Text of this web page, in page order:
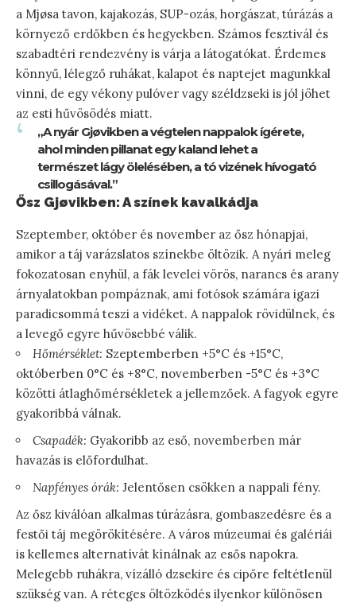
a Mjøsa tavon, kajakozás, SUP-ozás, horgászat, túrázás a
környező erdőkben és hegyekben. Számos fesztivál és
szabadtéri rendezvény is várja a látogatókat. Érdemes
könnyű, lélegző ruhákat, kalapot és naptejet magunkkal
vinni, de egy vékony pulóver vagy széldzseki is jól jöhet
az esti hűvösödés miatt.
„A nyár Gjøvikben a végtelen nappalok ígérete,
ahol minden pillanat egy kaland lehet a
természet lágy ölelésében, a tó vizének hívogató
csillogásával.”
Ősz Gjøvikben: A színek kavalkádja
Szeptember, október és november az ősz hónapjai,
amikor a táj varázslatos színekbe öltözik. A nyári meleg
fokozatosan enyhül, a fák levelei vörös, narancs és arany
árnyalatokban pompáznak, ami fotósok számára igazi
paradicsommá teszi a vidéket. A nappalok rövidülnek, és
a levegő egyre hűvösebbé válik.
Hőmérséklet: Szeptemberben +5°C és +15°C,
októberben 0°C és +8°C, novemberben -5°C és +3°C
közötti átlaghőmérsékletek a jellemzőek. A fagyok egyre
gyakoribbá válnak.
Csapadék: Gyakoribb az eső, novemberben már
havazás is előfordulhat.
Napfényes órák: Jelentősen csökken a nappali fény.
Az ősz kiválóan alkalmas túrázásra, gombaszedésre és a
festői táj megörökítésére. A város múzeumai és galériái
is kellemes alternatívát kínálnak az esős napokra.
Melegebb ruhákra, vízálló dzsekire és cipőre feltétlenül
szükség van. A réteges öltözködés ilyenkor különösen